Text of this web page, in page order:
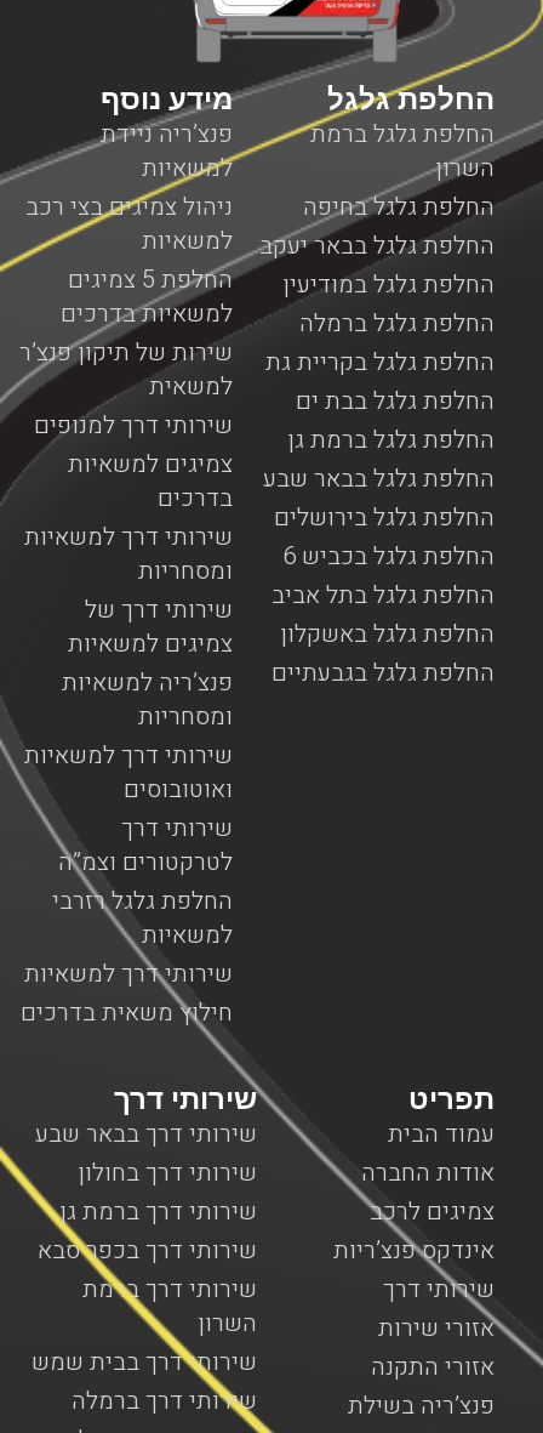
מידע נוסף
פנצ’ריה ניידת
למשאיות
ניהול צמיגים בצי רכב
למשאיות
החלפת 5 צמיגים
למשאיות בדרכים
שירות של תיקון פנצ’ר
למשאית
שירותי דרך למנופים
צמיגים למשאיות
בדרכים
שירותי דרך למשאיות
ומסחריות
שירותי דרך של
צמיגים למשאיות
פנצ’ריה למשאיות
ומסחריות
שירותי דרך למשאיות
ואוטובוסים
שירותי דרך
לטרקטורים וצמ”ה
החלפת גלגל רזרבי
למשאיות
שירותי דרך למשאיות
חילוץ משאית בדרכים
החלפת גלגל
החלפת גלגל ברמת
השרון
החלפת גלגל בחיפה
החלפת גלגל בבאר יעקב
החלפת גלגל במודיעין
החלפת גלגל ברמלה
החלפת גלגל בקריית גת
החלפת גלגל בבת ים
החלפת גלגל ברמת גן
החלפת גלגל בבאר שבע
החלפת גלגל בירושלים
החלפת גלגל בכביש 6
החלפת גלגל בתל אביב
החלפת גלגל באשקלון
החלפת גלגל בגבעתיים
שירותי דרך
שירותי דרך בבאר שבע
שירותי דרך בחולון
שירותי דרך ברמת גן
שירותי דרך בכפר סבא
שירותי דרך ברמת
השרון
שירותי דרך בבית שמש
שירותי דרך ברמלה
תפריט
עמוד הבית
אודות החברה
צמיגים לרכב
אינדקס פנצ’ריות
שירותי דרך
אזורי שירות
אזורי התקנה
פנצ’ריה בשילת